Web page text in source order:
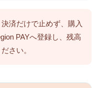
決済だけで止めず、購入
PAYへ登録し、残高
さい。